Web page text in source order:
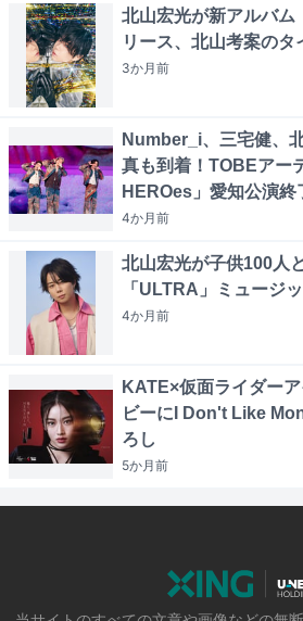
北山宏光が新アルバ
リース、北山考案のタ
3か月前
Number_i、三宅健、
真も到着！TOBEアー
HEROes」愛知公演終
4か月前
北山宏光が子供100人
「ULTRA」ミュージ
4か月前
KATE×仮面ライダー
ビーにI Don't Like
ろし
5か月前